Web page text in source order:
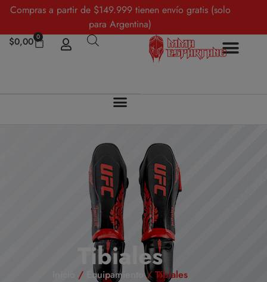
Compras a partir de $149.999 tienen envío gratis (solo
para Argentina)
$0,00 0
Tibiales
/ Equipamiento / Tibiales